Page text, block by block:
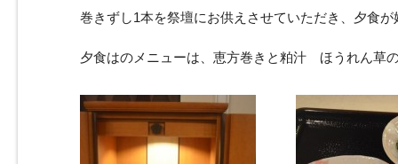
巻きずし1本を祭壇にお供えさせていただき、夕食
夕食はのメニューは、恵方巻きと粕汁 ほうれん草